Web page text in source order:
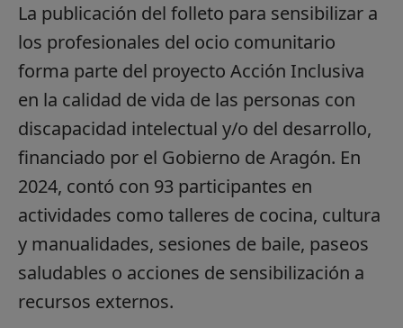
La publicación del folleto para sensibilizar a
los profesionales del ocio comunitario
forma parte del proyecto Acción Inclusiva
en la calidad de vida de las personas con
discapacidad intelectual y/o del desarrollo,
financiado por el Gobierno de Aragón. En
2024, contó con 93 participantes en
actividades como talleres de cocina, cultura
y manualidades, sesiones de baile, paseos
saludables o acciones de sensibilización a
recursos externos.